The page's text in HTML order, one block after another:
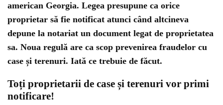
american Georgia. Legea presupune ca orice
proprietar să fie notificat atunci când altcineva
depune la notariat un document legat de proprietatea
sa. Noua regulă are ca scop prevenirea fraudelor cu
case și terenuri. Iată ce trebuie de făcut.
Toți proprietarii de case și terenuri vor primi
notificare!